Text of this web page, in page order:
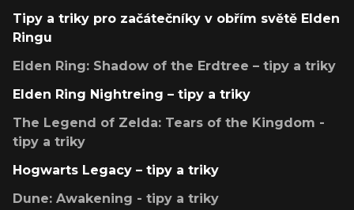
Tipy a triky pro začátečníky v obřím světě Elden
Ringu
Elden Ring: Shadow of the Erdtree – tipy a triky
Elden Ring Nightreing – tipy a triky
The Legend of Zelda: Tears of the Kingdom -
tipy a triky
Hogwarts Legacy – tipy a triky
Dune: Awakening - tipy a triky